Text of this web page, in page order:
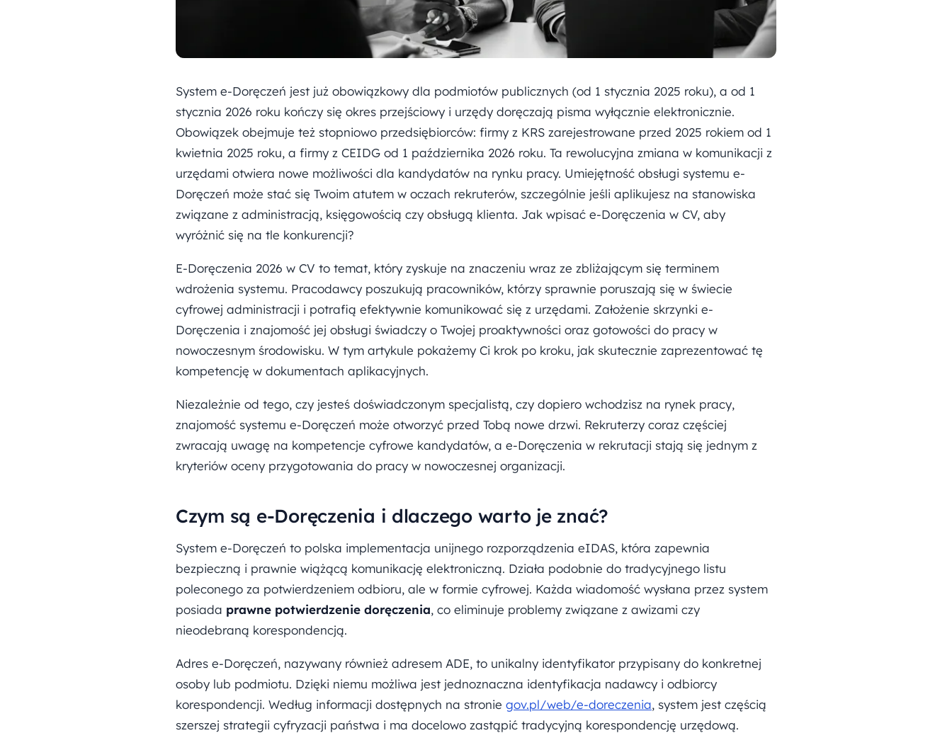
System e-Doręczeń jest już obowiązkowy dla podmiotów publicznych (od 1 stycznia 2025 roku), a od 1
stycznia 2026 roku kończy się okres przejściowy i urzędy doręczają pisma wyłącznie elektronicznie.
Obowiązek obejmuje też stopniowo przedsiębiorców: firmy z KRS zarejestrowane przed 2025 rokiem od 1
kwietnia 2025 roku, a firmy z CEIDG od 1 października 2026 roku. Ta rewolucyjna zmiana w komunikacji z
urzędami otwiera nowe możliwości dla kandydatów na rynku pracy. Umiejętność obsługi systemu e-
Doręczeń może stać się Twoim atutem w oczach rekruterów, szczególnie jeśli aplikujesz na stanowiska
związane z administracją, księgowością czy obsługą klienta. Jak wpisać e-Doręczenia w CV, aby
wyróżnić się na tle konkurencji?
E-Doręczenia 2026 w CV to temat, który zyskuje na znaczeniu wraz ze zbliżającym się terminem
wdrożenia systemu. Pracodawcy poszukują pracowników, którzy sprawnie poruszają się w świecie
cyfrowej administracji i potrafią efektywnie komunikować się z urzędami. Założenie skrzynki e-
Doręczenia i znajomość jej obsługi świadczy o Twojej proaktywności oraz gotowości do pracy w
nowoczesnym środowisku. W tym artykule pokażemy Ci krok po kroku, jak skutecznie zaprezentować tę
kompetencję w dokumentach aplikacyjnych.
Niezależnie od tego, czy jesteś doświadczonym specjalistą, czy dopiero wchodzisz na rynek pracy,
znajomość systemu e-Doręczeń może otworzyć przed Tobą nowe drzwi. Rekruterzy coraz częściej
zwracają uwagę na kompetencje cyfrowe kandydatów, a e-Doręczenia w rekrutacji stają się jednym z
kryteriów oceny przygotowania do pracy w nowoczesnej organizacji.
Czym są e-Doręczenia i dlaczego warto je znać?
System e-Doręczeń to polska implementacja unijnego rozporządzenia eIDAS, która zapewnia
bezpieczną i prawnie wiążącą komunikację elektroniczną. Działa podobnie do tradycyjnego listu
poleconego za potwierdzeniem odbioru, ale w formie cyfrowej. Każda wiadomość wysłana przez system
posiada prawne potwierdzenie doręczenia, co eliminuje problemy związane z awizami czy
nieodebraną korespondencją.
Adres e-Doręczeń, nazywany również adresem ADE, to unikalny identyfikator przypisany do konkretnej
osoby lub podmiotu. Dzięki niemu możliwa jest jednoznaczna identyfikacja nadawcy i odbiorcy
korespondencji. Według informacji dostępnych na stronie gov.pl/web/e-doreczenia, system jest częścią
szerszej strategii cyfryzacji państwa i ma docelowo zastąpić tradycyjną korespondencję urzędową.